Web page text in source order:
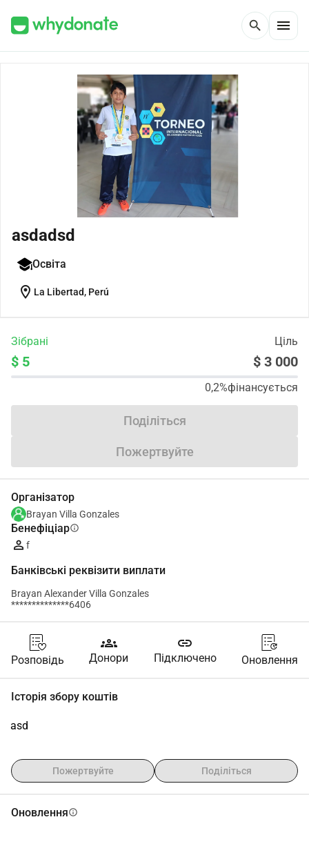
search menu
asdadsd
Освіта
location_on La Libertad, Perú
Зібрані Ціль
$ 5 $ 3 000
0,2%фінансується
Поділіться
Пожертвуйте
Організатор
Brayan Villa Gonzales
Бенефіціарinfo
f
Банківські реквізити виплати
Brayan Alexander Villa Gonzales
**************6406
Розповідь
groups
Донори
link
Підключено Оновлення
Історія збору коштів
asd
Пожертвуйте Поділіться
Оновленняinfo